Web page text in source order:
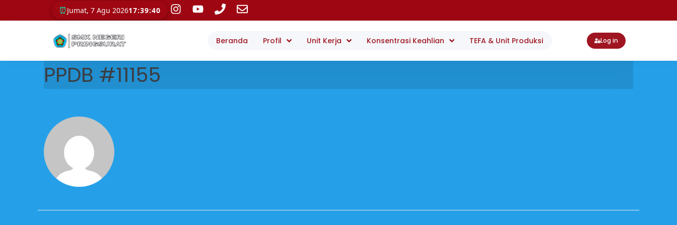
⏰ Jumat, 7 Agu 202617:39:41
Beranda Profil Unit Kerja Konsentrasi Keahlian TEFA & Unit Produksi Log in
PPDB #11155